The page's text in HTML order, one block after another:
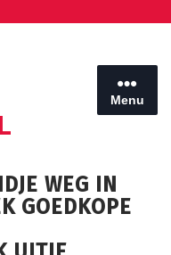
Menu
WEG IN
GOEDKOPE